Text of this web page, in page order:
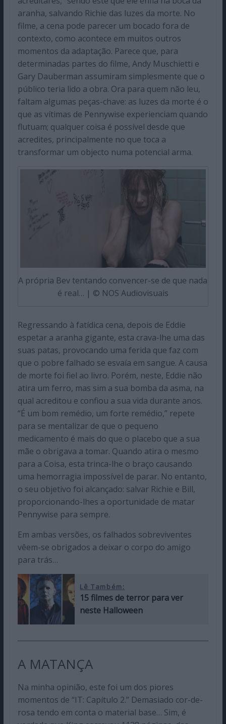
aranha, salvando Richie das luzes da morte. No
filme, a cena pode parecer um bocado fora de
contexto, como acontece em muitos outros
momentos da adaptação. Parece que, para
determinadas partes do filme, Andy Muschietti e
Gary Dauberman assumiram simplesmente que o
público teria lido a obra. Ora para quem não leu,
faltam algumas peças-chave: as luzes da morte é o
que as vítimas de Pennywise experienciam quando
flutuam; qualquer coisa é possível desde que
acredites, principalmente no que toca a
transformar um objecto numa potencial arma.
A própria Bev tentando convencer-se de que nada
é real… | © NOS Audiovisuais
Regressando à fatídica cena, depois de Eddie
espetar a aranha gigante, esta crava-lhe uma das
suas patas, provocando uma ferida que faz com
que o pobre falhado se esvaía em sangue. A causa
de morte foi fiel ao livro. Porém, neste, Eddie não
atira um ferro, mas sim a sua bomba da asma, na
qual acreditou e confiou a sua vida durante anos.
“É um bom remédio, um forte remédio,” repete
para se mentalizar de que o pequeno
medicamento é mais do que o placebo que a sua
mãe o obrigava a tomar. Quando atira o mesmo
para a Coisa, esta trinca-lhe o braço causando
uma hemorragia impossível de parar. No entanto,
o seu objetivo foi alcançado: salvar Richie e Bill,
proporcionando-lhes a oportunidade de matar
Pennywise para sempre.
Em ambas versões, os falhados sobreviventes
vêem-se obrigados a deixar o corpo do amigo
para trás…
Lê Também:
15 filmes de terror para ver
neste Halloween
A MATANÇA
Na minha opinião, este foi um dos piores
momentos de “IT: Capítulo 2.” Demasiado cor-de-
rosa tendo em conta o material base… Sim, é